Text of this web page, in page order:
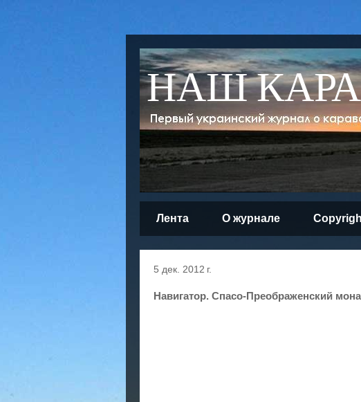
НАШ
Лента О журнале
5 дек. 2012 г.
Навигатор. Спасо-Преображенский